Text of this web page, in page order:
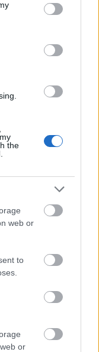
You may click to
party tags to
in below Google
the
web or
to
or
előtt
ünneplő
sokszor
A
a kormányfő,
tűrnek
hogy
Viktor"
majd a
a múzeum
műsor.